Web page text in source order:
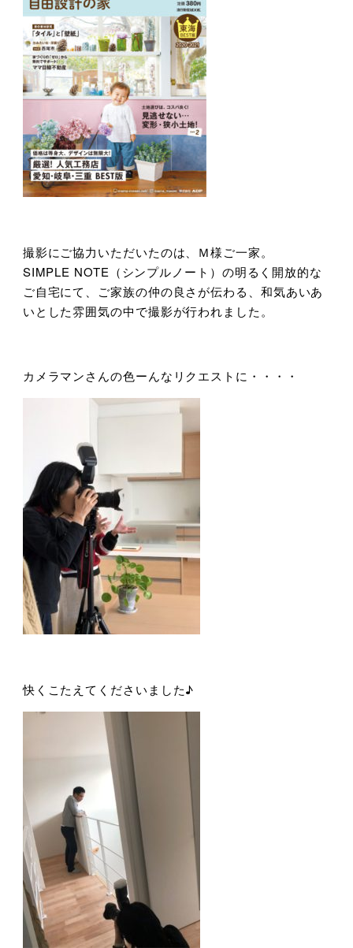
撮影にご協力いただいたのは、Ｍ様ご一家。
SIMPLE NOTE（シンプルノート）の明るく開放的な
ご自宅にて、ご家族の仲の良さが伝わる、和気あいあ
いとした雰囲気の中で撮影が行われました。
カメラマンさんの色ーんなリクエストに・・・・
快くこたえてくださいました♪